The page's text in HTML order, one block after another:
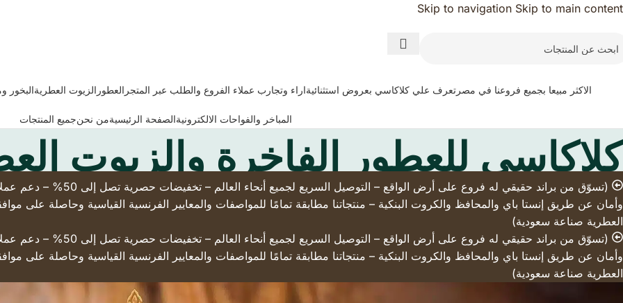
Skip to navigation Skip to main content
الاكثر مبيعا بجميع فروعنا في مصر تعرف علي كلاكاسي بعروض استثنائيةاراء وتجارب عملاء الفروع والطلب عبر المتجر العطور الزيوت العطريةالبخور
المباخر والفواحات الالكترونيةالصفحة الرئيسيةمن نحنجميع المنتجات
كلاكاسي للعطور الفاخرة والزيوت
(تسوّق من براند حقيقي له فروع
وأمان عن طريق إنستا باي والمحافظ والكروت البنكية – منتجاتنا مطابقة تمامًا للمواصفات والمعايير الفرنسية القياسية وحاصلة على
العطرية صناعة سعودية)
(تسوّق من براند حقيقي له فروع
وأمان عن طريق إنستا باي والمحافظ والكروت البنكية – منتجاتنا مطابقة تمامًا للمواصفات والمعايير الفرنسية القياسية وحاصلة على
العطرية صناعة سعودية)